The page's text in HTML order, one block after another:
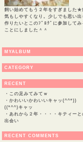
飼い始めてもう２年をすぎました★
気もしやすくなり。少しでも思い出
作りたいとこのﾌﾞﾛｸﾞに参加してみ
ことにしました＾＾
MYALBUM
CATEGORY
RECENT
・ この足みてみてｗ
・ かわいいかわいいキャッ(^^*))
((*^^)キャッ
・ あれから２年・・・・キティーと
出会い
RECENT COMMENTS